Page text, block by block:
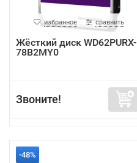
избранное сравнить
Жёсткий диск WD62PURX-
78B2MY0
Звоните!
-48%